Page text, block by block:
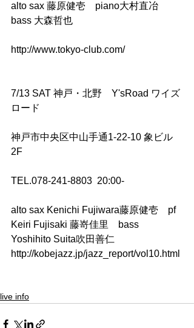
alto sax 藤原健壱　piano大村直冶
bass 大森哲也
http://www.tokyo-club.com/
7/13 SAT 神戸・北野　Y'sRoad ワイズ
ロード
神戸市中央区中山手通1-22-10 象ビル
2F
TEL.078-241-8803  20:00-
alto sax Kenichi Fujiwara藤原健壱　pf
Keiri Fujisaki 藤嵜佳里　bass
Yoshihito Suita吹田善仁
http://kobejazz.jp/jazz_report/vol10.html
live info